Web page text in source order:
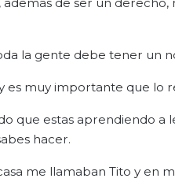
la gente debe tener un
muy importante que lo
que estas aprendiendo
hacer.
me llamaban Tito y en